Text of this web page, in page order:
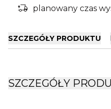
delivery_truck_bolt planowany czas
SZCZEGÓŁY PRODUKTU
SZCZEGÓŁY